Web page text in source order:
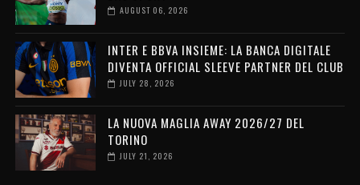
AUGUST 06, 2026
INTER E BBVA INSIEME: LA BANCA DIGITALE
DIVENTA OFFICIAL SLEEVE PARTNER DEL CLUB
JULY 28, 2026
LA NUOVA MAGLIA AWAY 2026/27 DEL
TORINO
JULY 21, 2026